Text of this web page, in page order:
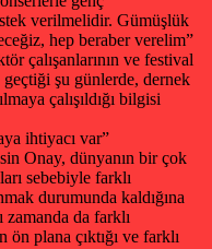
verilmelidir. Gümüşlük
hep beraber verelim”
çalışanlarının ve festival
şu günlerde, dernek
çalışıldığı bilgisi
ihtiyacı var”
Onay, dünyanın bir çok
sebebiyle farklı
durumunda kaldığına
da farklı
ön plana çıktığı ve farklı